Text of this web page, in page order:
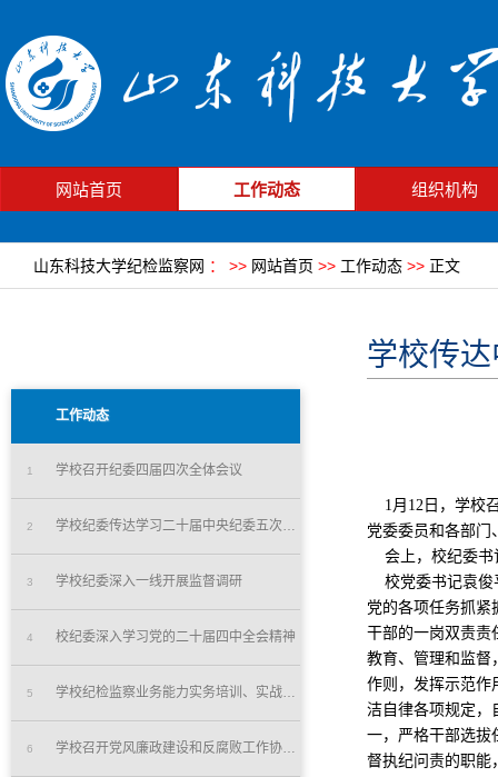
网站首页 工作动态 组织机构
山东科技大学纪检监察网 ： >> 网站首页 >> 工作动态 >> 正文
工作动态
1 学校召开纪委四届四次全体会议
2 学校纪委传达学习二十届中央纪委五次全会精神
3 学校纪委深入一线开展监督调研
4 校纪委深入学习党的二十届四中全会精神
5 学校纪检监察业务能力实务培训、实战练兵“双实提升”工程培...
6 学校召开党风廉政建设和反腐败工作协调小组会
学校传
1月12日，学校
党委委员和各部门
会上，校纪委书
校党委书记袁俊
党的各项任务抓紧
干部的一岗双责责
教育、管理和监督
作则，发挥示范作
洁自律各项规定，
一，严格干部选拔
督执纪问责的职能